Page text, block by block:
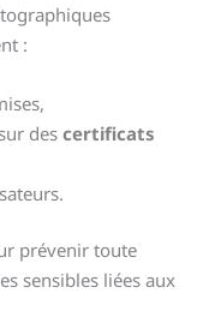
:
descertificats
prévenir toute
sensibles liées aux